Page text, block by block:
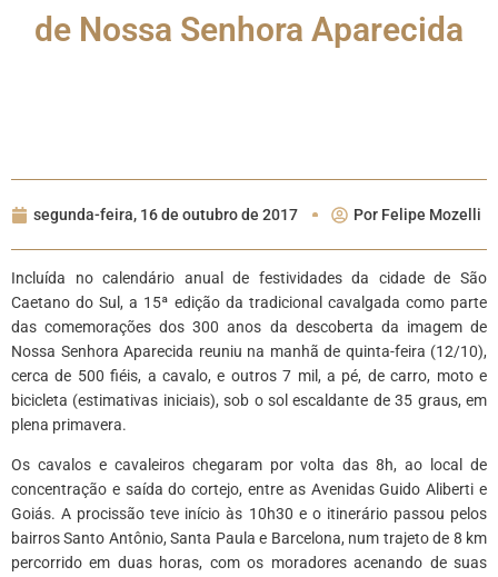
de Nossa Senhora Aparecida
segunda-feira, 16 de outubro de 2017 Por Felipe Mozelli
Incluída no calendário anual de festividades da cidade de São
Caetano do Sul, a 15ª edição da tradicional cavalgada como parte
das comemorações dos 300 anos da descoberta da imagem de
Nossa Senhora Aparecida reuniu na manhã de quinta-feira (12/10),
cerca de 500 fiéis, a cavalo, e outros 7 mil, a pé, de carro, moto e
bicicleta (estimativas iniciais), sob o sol escaldante de 35 graus, em
plena primavera.
Os cavalos e cavaleiros chegaram por volta das 8h, ao local de
concentração e saída do cortejo, entre as Avenidas Guido Aliberti e
Goiás. A procissão teve início às 10h30 e o itinerário passou pelos
bairros Santo Antônio, Santa Paula e Barcelona, num trajeto de 8 km
percorrido em duas horas, com os moradores acenando de suas